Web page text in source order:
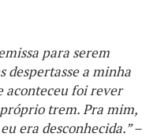
para serem
despertasse a minha
aconteceu foi rever
trem. Pra mim,
era desconhecida.” –